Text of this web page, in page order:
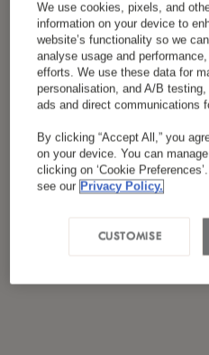
J'ai lu et acceptéla
We use cookies, pixels, and
information on your device to
website’s functionality so we
analyse usage and
efforts. We use these data for
personalisation, and A/B
ads and direct communications
By clicking “Accept All,” you
on your device. You can
clicking on ‘Cookie
see our Privacy Policy.
CUSTOMISE